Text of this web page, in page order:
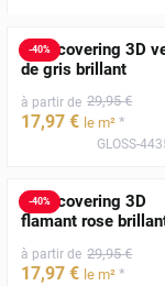
-40%
Film covering 3D
de gris brillant
à partir de 29,95 €
17,97 € le m² *
GLOSS-
-40%
Film covering 3D
flamant rose
à partir de 29,95 €
17,97 € le m² *